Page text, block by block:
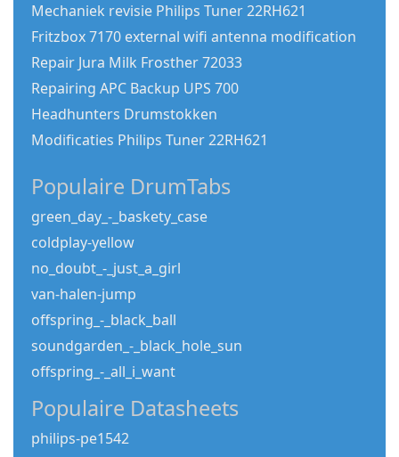
Mechaniek revisie Philips Tuner 22RH621
Fritzbox 7170 external wifi antenna modification
Repair Jura Milk Frosther 72033
Repairing APC Backup UPS 700
Headhunters Drumstokken
Modificaties Philips Tuner 22RH621
Populaire DrumTabs
green_day_-_baskety_case
coldplay-yellow
no_doubt_-_just_a_girl
van-halen-jump
offspring_-_black_ball
soundgarden_-_black_hole_sun
offspring_-_all_i_want
Populaire Datasheets
philips-pe1542